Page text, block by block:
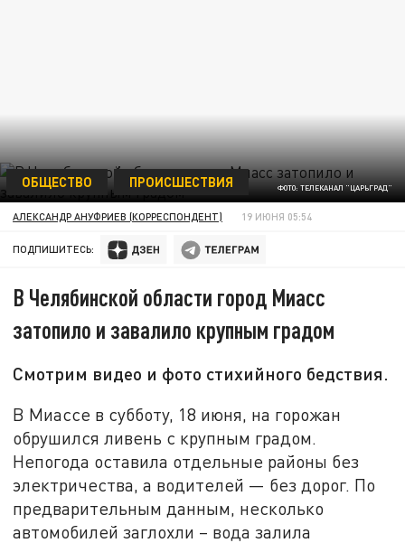
ФОТО: ТЕЛЕКАНАЛ "ЦАРЬГРАД"
ОБЩЕСТВО ПРОИСШЕСТВИЯ
АЛЕКСАНДР АНУФРИЕВ (КОРРЕСПОНДЕНТ) 19 ИЮНЯ 05:54
ПОДПИШИТЕСЬ:
В Челябинской области город Миасс
затопило и завалило крупным градом
Смотрим видео и фото стихийного бедствия.
В Миассе в субботу, 18 июня, на горожан
обрушился ливень с крупным градом.
Непогода оставила отдельные районы без
электричества, а водителей — без дорог. По
предварительным данным, несколько
автомобилей заглохли – вода залила